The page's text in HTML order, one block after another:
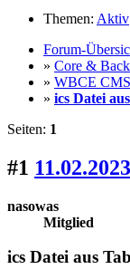
Themen: Aktiv
Forum-
» Core &
» WBCE
» ics Datei
Seiten: 1
#1
nasowas
Mitglied
ics Datei aus